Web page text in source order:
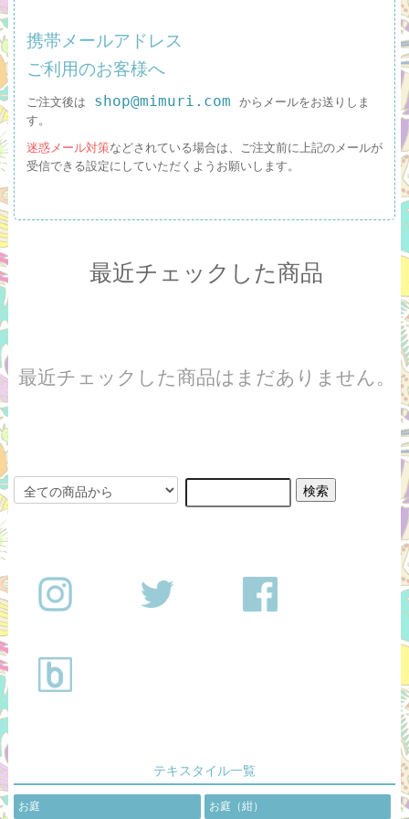
携帯メールアドレス
ご利用のお客様へ
ご注文後は shop@mimuri.com
からメールをお送りしま
す。
迷惑メール対策などされている場合は、ご注文前に上記のメールが
受信できる設定にしていただくようお願いします。
最近チェックした商品
最近チェックした商品はまだありません。
テキスタイル一覧
お庭 お庭（紺）